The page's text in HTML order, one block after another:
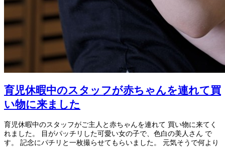
育児休暇中のスタッフが赤ちゃんを連れて買
い物に来ました
育児休暇中のスタッフがご主人と赤ちゃんを連れて 買い物に来てく
れました。 目がパッチリした可愛い女の子で、色白の美人さん で
す。 記念にパチリと一枚撮らせてもらいました。 元気そうで何より